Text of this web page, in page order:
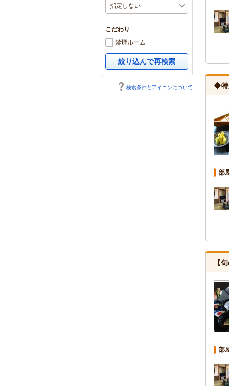
こだわり
禁煙ルーム
絞り込んで再検索
検索条件とアイコンについて ◆特
部
【
部